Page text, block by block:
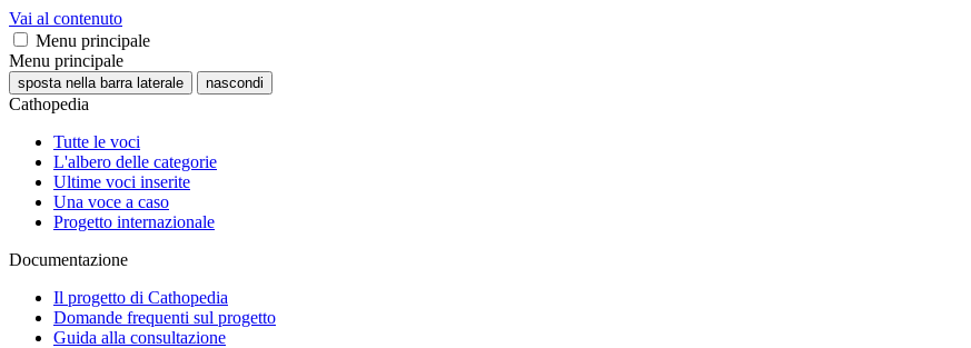
Vai al contenuto
Menu principale
Menu principale
sposta nella barra laterale nascondi
Cathopedia
Tutte le voci
L'albero delle categorie
Ultime voci inserite
Una voce a caso
Progetto internazionale
Documentazione
Il progetto di Cathopedia
Domande frequenti sul progetto
Guida alla consultazione